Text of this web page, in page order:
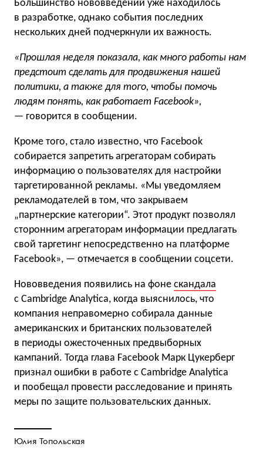
Большинство нововведений уже находилось
в разработке, однако события последних
нескольких дней подчеркнули их важность.
«Прошлая неделя показала, как много работы нам
предстоит сделать для продвижения нашей
политики, а также для того, чтобы помочь
людям понять, как работает Facebook»,
— говорится в сообщении.
Кроме того, стало известно, что Facebook
собирается запретить агрегаторам собирать
информацию о пользователях для настройки
таргетированной рекламы. «Мы уведомляем
рекламодателей в том, что закрываем
„партнерские категории“. Этот продукт позволял
сторонним агрегаторам информации предлагать
свой таргетинг непосредственно на платформе
Facebook», — отмечается в сообщении соцсети.
Нововведения появились на фоне скандала
с Cambridge Analytica, когда выяснилось, что
компания неправомерно собирала данные
американских и британских пользователей
в периоды ожесточенных предвыборных
кампаний. Тогда глава Facebook Марк Цукерберг
признал ошибки в работе с Cambridge Analytica
и пообещал провести расследование и принять
меры по защите пользовательских данных.
Юлия Топольская